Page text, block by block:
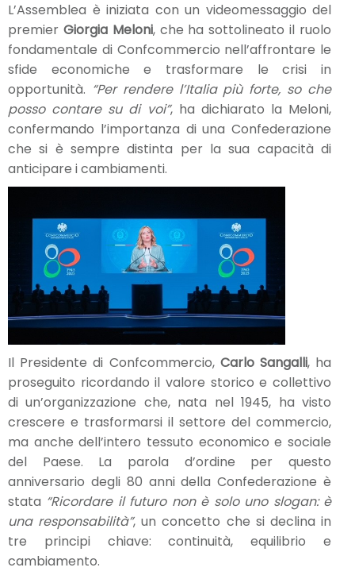
L’Assemblea è iniziata con un videomessaggio del
premier Giorgia Meloni, che ha sottolineato il ruolo
fondamentale di Confcommercio nell’affrontare le
sfide economiche e trasformare le crisi in
opportunità. “Per rendere l’Italia più forte, so che
posso contare su di voi”, ha dichiarato la Meloni,
confermando l’importanza di una Confederazione
che si è sempre distinta per la sua capacità di
anticipare i cambiamenti.
Il Presidente di Confcommercio, Carlo Sangalli, ha
proseguito ricordando il valore storico e collettivo
di un’organizzazione che, nata nel 1945, ha visto
crescere e trasformarsi il settore del commercio,
ma anche dell’intero tessuto economico e sociale
del Paese. La parola d’ordine per questo
anniversario degli 80 anni della Confederazione è
stata “Ricordare il futuro non è solo uno slogan: è
una responsabilità”, un concetto che si declina in
tre principi chiave: continuità, equilibrio e
cambiamento.